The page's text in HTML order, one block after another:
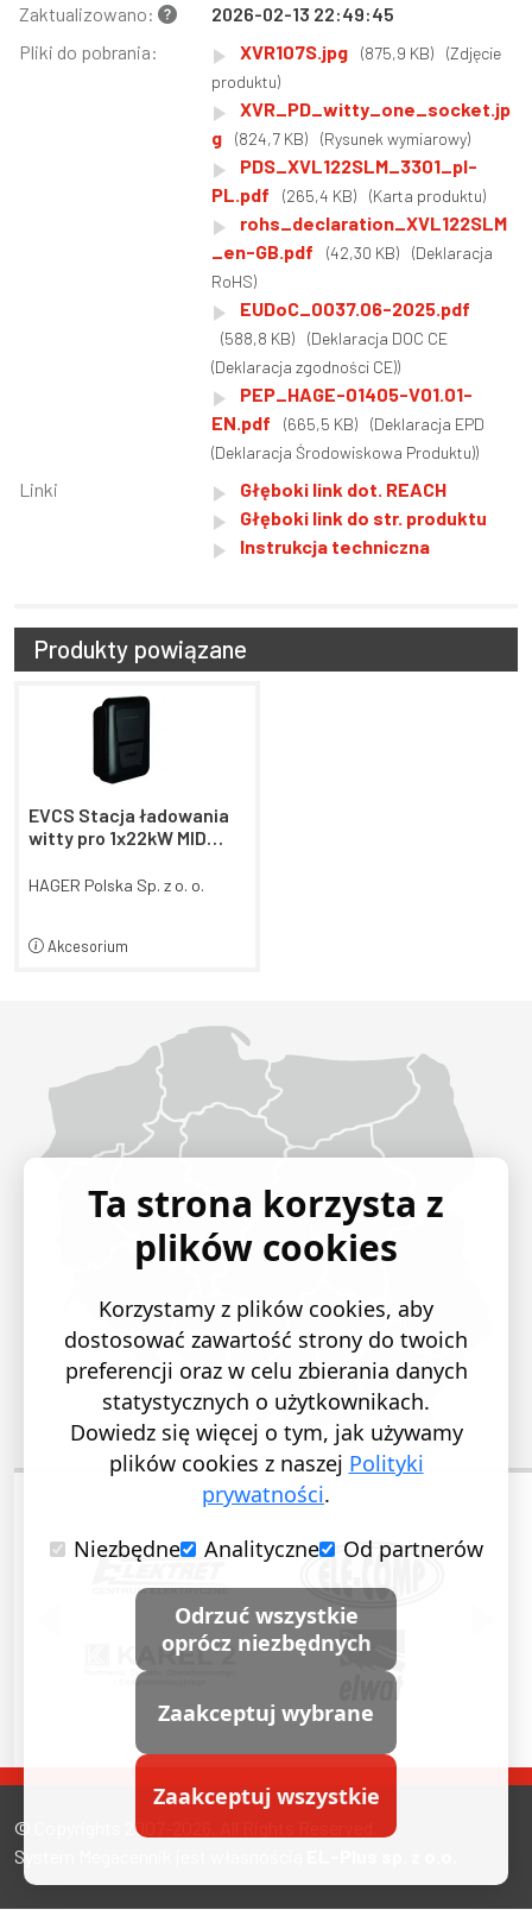
Zaktualizowano:
2026-02-13 22:49:45
Pliki do pobrania:
XVR107S.jpg (875,9 KB)
(Zdjęcie
produktu)
XVR_PD_witty_one_socket.jp
g
(824,7 KB) (Rysunek wymiarowy)
PDS_XVL122SLM_3301_pl-
PL.pdf
(265,4 KB) (Karta produktu)
rohs_declaration_XVL122SLM
_en-GB.pdf
(42,30 KB)
(Deklaracja
RoHS)
EUDoC_0037.06-2025.pdf
(588,8 KB)
(Deklaracja DOC CE
(Deklaracja zgodności CE))
PEP_HAGE-01405-V01.01-
EN.pdf
(665,5 KB)
(Deklaracja EPD
(Deklaracja Środowiskowa Produktu))
Linki
Głęboki link dot. REACH
Głęboki link do str. produktu
Instrukcja techniczna
Produkty powiązane
EVCS Stacja ładowania
witty pro 1x22kW MID
XEM5x0,Gniazdo T2
HAGER Polska Sp. z o. o.
Akcesorium
POPRZEDNI SLAJD
© Copyrights 2007-2026. All Rights Reserved.
System Megacennik jest własnością
Ta strona korzysta z
plików cookies
Korzystamy z plików cookies, aby
dostosować zawartość strony do twoich
preferencji oraz w celu zbierania danych
statystycznych o użytkownikach.
Dowiedz się więcej o tym, jak używamy
plików cookies z naszej Polityki
prywatności.
Niezbędne
Analityczne Od partnerów
Odrzuć wszystkie
oprócz niezbędnych
Zaakceptuj wybrane
Zaakceptuj wszystkie